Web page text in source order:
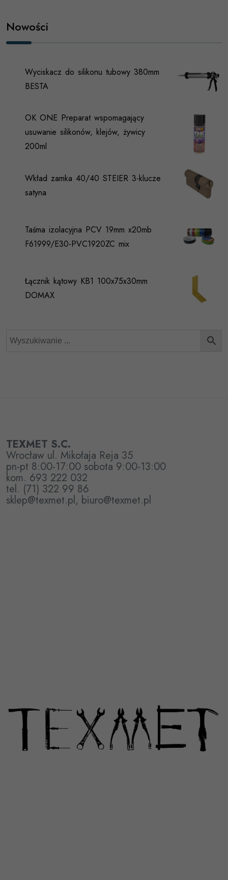
Nowości
Wyciskacz do silikonu tubowy 380mm
BESTA
OK ONE Preparat wspomagający
usuwanie silikonów, klejów, żywicy
200ml
Wkład zamka 40/40 STEIER 3-klucze
satyna
Taśma izolacyjna PCV 19mm x20mb
F61999/E30-PVC1920ZC mix
Łącznik kątowy KB1 100x75x30mm
DOMAX
TEXMET S.C.
Wrocław ul. Mikołaja Reja 35
pn-pt 8:00-17:00 sobota 9:00-13:00
kom. 693 222 032
tel. (71) 322 99 86
sklep@texmet.pl, biuro@texmet.pl